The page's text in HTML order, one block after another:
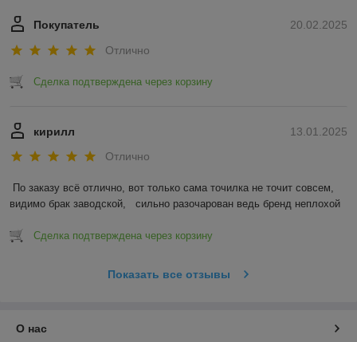
20.02.2025
Покупатель
Отлично
Сделка подтверждена через корзину
13.01.2025
кирилл
Отлично
По заказу всё отлично, вот только сама точилка не точит совсем,
видимо брак заводской,   сильно разочарован ведь бренд неплохой
Сделка подтверждена через корзину
Показать все отзывы
О нас